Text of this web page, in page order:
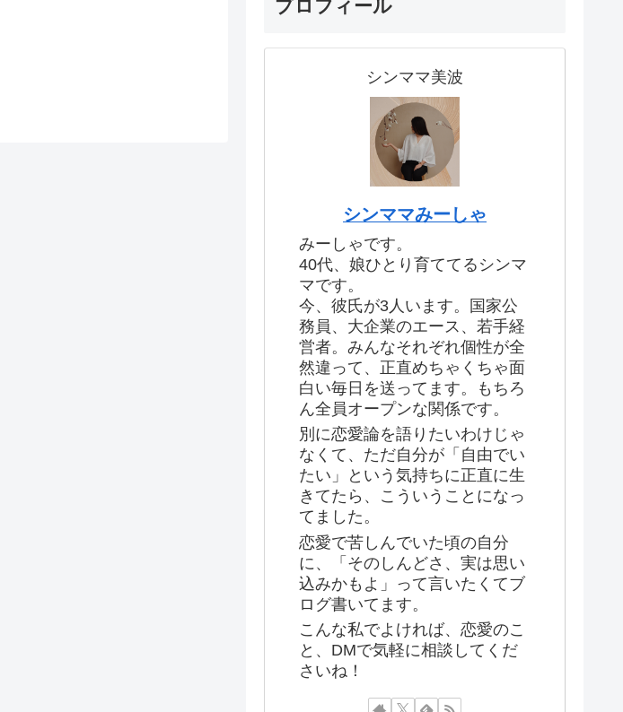
プロフィール
シンママ美波
シンママみーしゃ
みーしゃです。
40代、娘ひとり育ててるシンマ
マです。
今、彼氏が3人います。国家公
務員、大企業のエース、若手経
営者。みんなそれぞれ個性が全
然違って、正直めちゃくちゃ面
白い毎日を送ってます。もちろ
ん全員オープンな関係です。
別に恋愛論を語りたいわけじゃ
なくて、ただ自分が「自由でい
たい」という気持ちに正直に生
きてたら、こういうことになっ
てました。
恋愛で苦しんでいた頃の自分
に、「そのしんどさ、実は思い
込みかもよ」って言いたくてブ
ログ書いてます。
こんな私でよければ、恋愛のこ
と、DMで気軽に相談してくだ
さいね！